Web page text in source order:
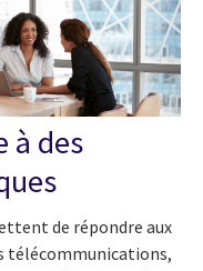
à des
de répondre aux
télécommunications,